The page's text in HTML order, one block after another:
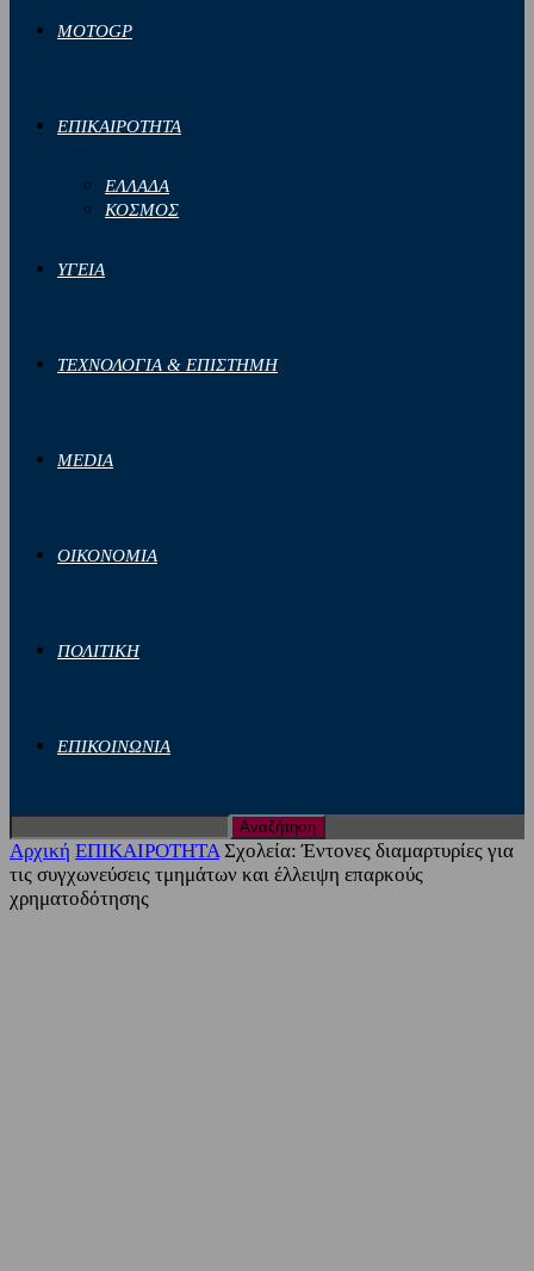
MOTOGP
ΕΠΙΚΑΙΡΟΤΗΤΑ
ΕΛΛΑΔΑ
ΚΟΣΜΟΣ
ΥΓΕΙΑ
ΤΕΧΝΟΛΟΓΙΑ & ΕΠΙΣΤΗΜΗ
MEDIA
ΟΙΚΟΝΟΜΙΑ
ΠΟΛΙΤΙΚΗ
ΕΠΙΚΟΙΝΩΝΙΑ
Αρχική ΕΠΙΚΑΙΡΟΤΗΤΑ Σχολεία: Έντονες διαμαρτυρίες για
τις συγχωνεύσεις τμημάτων και έλλειψη επαρκούς
χρηματοδότησης